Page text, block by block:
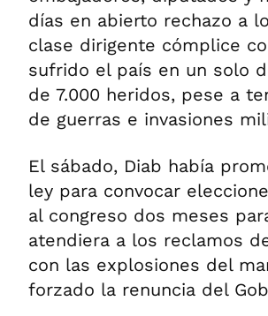
días en abierto rechazo a
clase dirigente cómplice
sufrido el país en un solo
de 7.000 heridos, pese a
de guerras e invasiones
El sábado, Diab había
ley para convocar
al congreso dos meses
atendiera a los reclamos
con las explosiones del
forzado la renuncia del